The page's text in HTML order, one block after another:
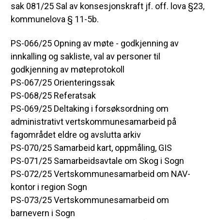
sak 081/25 Sal av konsesjonskraft jf. off. lova §23,
kommunelova § 11-5b.
PS-066/25 Opning av møte - godkjenning av
innkalling og sakliste, val av personer til
godkjenning av møteprotokoll
PS-067/25 Orienteringssak
PS-068/25 Referatsak
PS-069/25 Deltaking i forsøksordning om
administrativt vertskommunesamarbeid på
fagområdet eldre og avslutta arkiv
PS-070/25 Samarbeid kart, oppmåling, GIS
PS-071/25 Samarbeidsavtale om Skog i Sogn
PS-072/25 Vertskommunesamarbeid om NAV-
kontor i region Sogn
PS-073/25 Vertskommunesamarbeid om
barnevern i Sogn